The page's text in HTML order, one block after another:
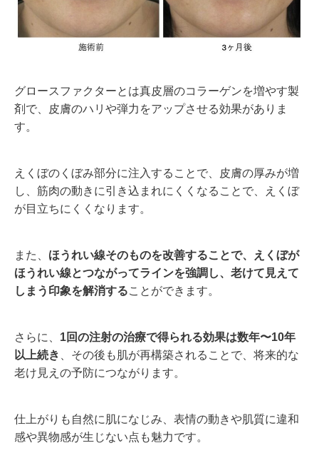
グロースファクターとは真皮層のコラーゲンを増やす製
剤で、皮膚のハリや弾力をアップさせる効果がありま
す。
えくぼのくぼみ部分に注入することで、皮膚の厚みが増
し、筋肉の動きに引き込まれにくくなることで、えくぼ
が目立ちにくくなります。
また、 ほうれい線そのものを改善することで、えくぼが
ほうれい線とつながってラインを強調し、老けて見えて
しまう印象を解消することができます。
さらに、 1回の注射の治療で得られる効果は数年〜10年
以上続き
、その後も肌が再構築されることで、将来的な
老け見えの予防につながります。
仕上がりも自然に肌になじみ、表情の動きや肌質に違和
感や異物感が生じない点も魅力です。